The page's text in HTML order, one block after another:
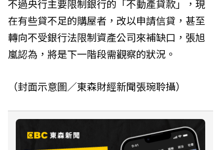
不過央行主要限制銀行的「不動產貸款」，現
在有些貸不足的購屋者，改以申請信貸，甚至
轉向不受銀行法限制資產公司來補缺口，張旭
嵐認為，將是下一階段需觀察的狀況。
（封面示意圖／東森財經新聞張琬聆攝）